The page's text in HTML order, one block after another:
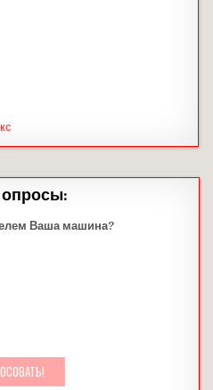
Ваша машина?